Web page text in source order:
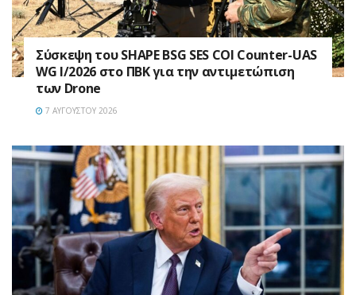
Σύσκεψη του SHAPE BSG SES COI Counter-UAS
WG I/2026 στο ΠΒΚ για την αντιμετώπιση
των Drone
7 ΑΥΓΟΎΣΤΟΥ 2026